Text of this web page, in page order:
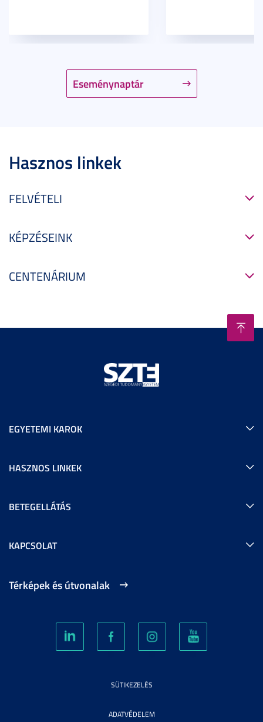
Eseménynaptár
Hasznos linkek
FELVÉTELI
KÉPZÉSEINK
CENTENÁRIUM
EGYETEMI KAROK
HASZNOS LINKEK
BETEGELLÁTÁS
KAPCSOLAT
Térképek és útvonalak
SÜTIKEZELÉS
ADATVÉDELEM